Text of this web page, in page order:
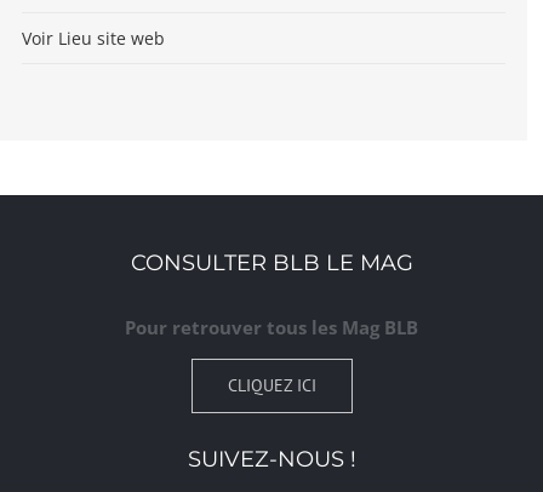
Voir Lieu site web
CONSULTER BLB LE MAG
Pour retrouver tous les Mag BLB
CLIQUEZ ICI
SUIVEZ-NOUS !